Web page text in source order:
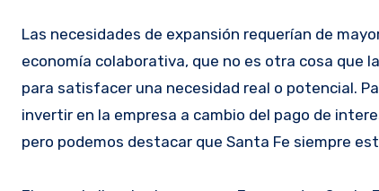
Las necesidades de expansión requerían de
economía colaborativa, que no es otra cosa que
para satisfacer una necesidad real o potencial.
invertir en la empresa a cambio del pago de
pero podemos destacar que Santa Fe siempre